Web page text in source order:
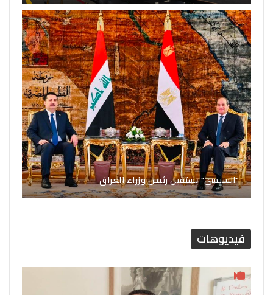
"السيسي" يستقبل رئيس وزراء العراق
فيديوهات